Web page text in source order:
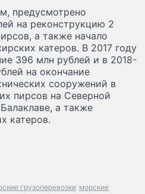
предусмотрено
на реконструкцию 2
а также начало
катеров. В 2017 году
396 млн рублей и в 2018-
на окончание
сооружений в
пирсов на Северной
а также
катеров.
грузоперевозки морские